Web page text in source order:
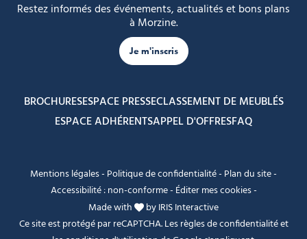
Restez informés des événements, actualités et bons plans
à Morzine.
Je m'inscris
BROCHURESESPACE PRESSECLASSEMENT DE MEUBLÉS
ESPACE ADHÉRENTSAPPEL D'OFFRESFAQ
Mentions légales- Politique de confidentialité- Plan du site-
Accessibilité : non-conforme- Éditer mes cookies-
Made with
byIRIS Interactive
Ce site est protégé par reCAPTCHA. Lesrègles de confidentialitéet